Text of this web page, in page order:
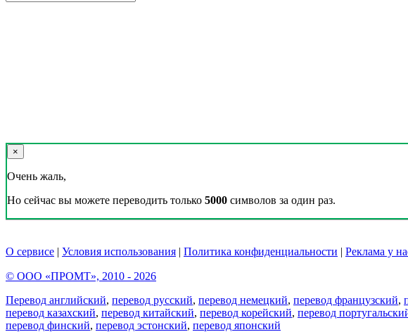
×
Очень жаль,
Но сейчас вы можете переводить только 5000 символов за один раз.
О сервисе | Условия использования | Политика конфиденциальности | Реклама у
© ООО «ПРОМТ», 2010 - 2026
Перевод английский, перевод русский, перевод немецкий, перевод французский,
перевод казахский, перевод китайский, перевод корейский, перевод
перевод финский, перевод эстонский, перевод японский